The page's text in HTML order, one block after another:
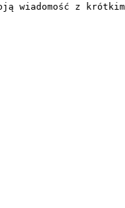
wiadomość z